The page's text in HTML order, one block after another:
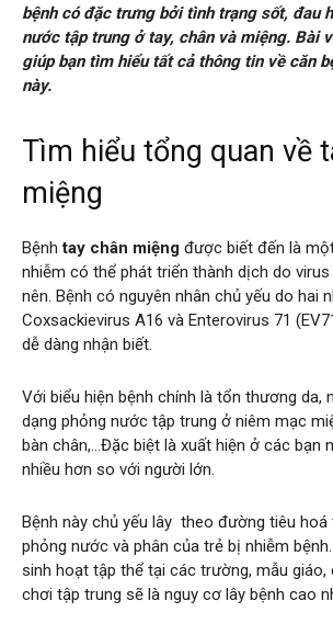
bệnh có đặc trưng bởi tình trạng sốt, đau
nước tập trung ở tay, chân và miệng. Bài
giúp bạn tìm hiểu tất cả thông tin về căn
này.
Tìm hiểu tổng quan về
miệng
Bệnhtay chân miệng được biết đến là
nhiễm có thể phát triển thành dịch do
nên. Bệnh có nguyên nhân chủ yếu do hai
Coxsackievirus A16 và Enterovirus 71
dễ dàng nhận biết.
Với biểu hiện bệnh chính là tổn thương da,
dạng phỏng nước tập trung ở niêm mạc
bàn chân,…Đặc biệt là xuất hiện ở các bạn
nhiều hơn so với người lớn.
Bệnh này chủ yếu lây theo đường tiêu
phỏng nước và phân của trẻ bị nhiễm
sinh hoạt tập thể tại các trường, mẫu giáo,
chơi tập trung sẽ là nguy cơ lây bệnh cao